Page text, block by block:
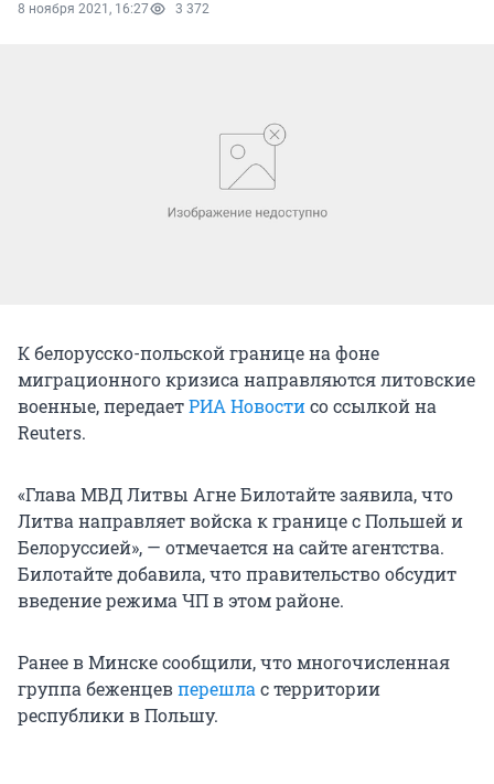
8 ноября 2021, 16:27 3 372
К белорусско-польской границе на фоне
миграционного кризиса направляются литовские
военные, передаетРИА Новостисо ссылкой на
Reuters.
«Глава МВД Литвы Агне Билотайте заявила, что
Литва направляет войска к границе с Польшей и
Белоруссией», — отмечается на сайте агентства.
Билотайте добавила, что правительство обсудит
введение режима ЧП в этом районе.
Ранее в Минске сообщили, что многочисленная
группа беженцевперешла с территории
республики в Польшу.